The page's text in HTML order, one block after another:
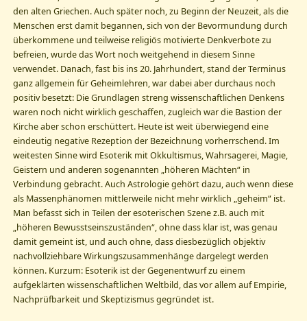
den alten Griechen. Auch später noch, zu Beginn der Neuzeit, als die
Menschen erst damit begannen, sich von der Bevormundung durch
überkommene und teilweise religiös motivierte Denkverbote zu
befreien, wurde das Wort noch weitgehend in diesem Sinne
verwendet. Danach, fast bis ins 20. Jahrhundert, stand der Terminus
ganz allgemein für Geheimlehren, war dabei aber durchaus noch
positiv besetzt: Die Grundlagen streng wissenschaftlichen Denkens
waren noch nicht wirklich geschaffen, zugleich war die Bastion der
Kirche aber schon erschüttert. Heute ist weit überwiegend eine
eindeutig negative Rezeption der Bezeichnung vorherrschend. Im
weitesten Sinne wird Esoterik mit Okkultismus, Wahrsagerei, Magie,
Geistern und anderen sogenannten „höheren Mächten“ in
Verbindung gebracht. Auch Astrologie gehört dazu, auch wenn diese
als Massenphänomen mittlerweile nicht mehr wirklich „geheim“ ist.
Man befasst sich in Teilen der esoterischen Szene z.B. auch mit
„höheren Bewusstseinszuständen“, ohne dass klar ist, was genau
damit gemeint ist, und auch ohne, dass diesbezüglich objektiv
nachvollziehbare Wirkungszusammenhänge dargelegt werden
können. Kurzum: Esoterik ist der Gegenentwurf zu einem
aufgeklärten wissenschaftlichen Weltbild, das vor allem auf Empirie,
Nachprüfbarkeit und Skeptizismus gegründet ist.